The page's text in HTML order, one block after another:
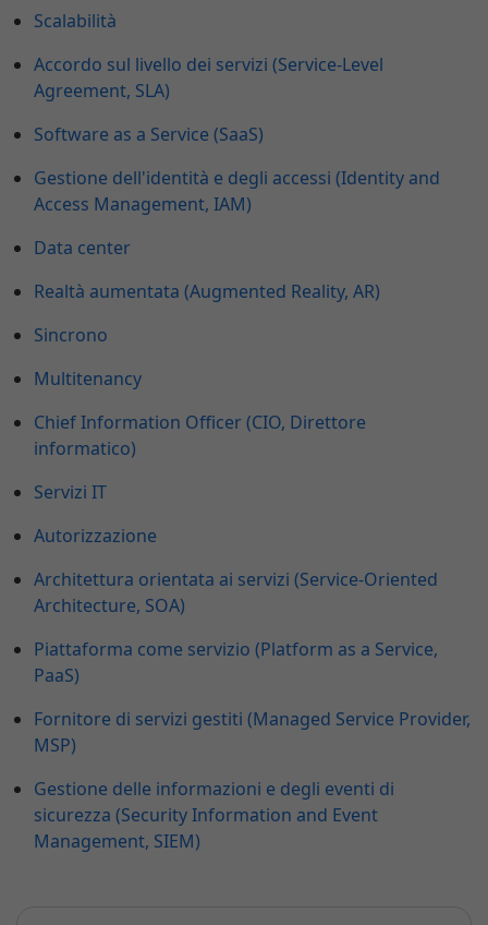
Scalabilità
Accordo sul livello dei servizi (Service-Level
Agreement, SLA)
Software as a Service (SaaS)
Gestione dell'identità e degli accessi (Identity and
Access Management, IAM)
Data center
Realtà aumentata (Augmented Reality, AR)
Sincrono
Multitenancy
Chief Information Officer (CIO, Direttore
informatico)
Servizi IT
Autorizzazione
Architettura orientata ai servizi (Service-Oriented
Architecture, SOA)
Piattaforma come servizio (Platform as a Service,
PaaS)
Fornitore di servizi gestiti (Managed Service Provider,
MSP)
Gestione delle informazioni e degli eventi di
sicurezza (Security Information and Event
Management, SIEM)